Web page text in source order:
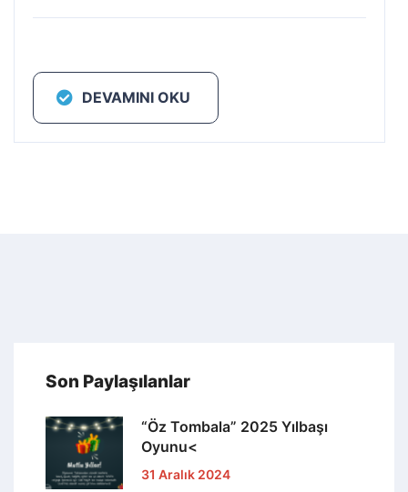
DEVAMINI OKU
Son Paylaşılanlar
“Öz Tombala” 2025 Yılbaşı
Oyunu<
31 Aralık 2024